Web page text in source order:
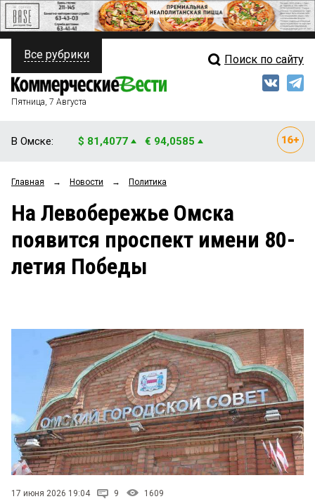
ПОЛИТИКА
ФИНАНСЫ
ОБЩЕСТВО
ЗАКОН
НОВОСТИ КОМПАНИЙ
Свежий выпуск
Рейтинги
Блоги
Все рубрики Поиск по сайту
Пятница, 7 Августа
В Омске: $ 81,4077 € 94,0585
Главная → Новости → Политика
На Левобережье Омска
появится проспект имени 80-
летия Победы
17 июня 2026 19:04 9 1609